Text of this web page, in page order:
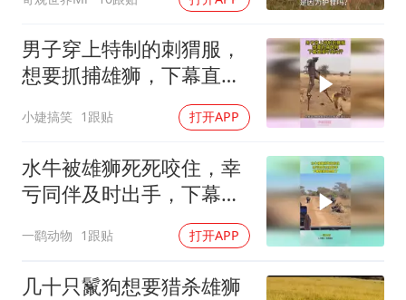
奋进开新局 实干挑大梁
男子穿上特制的刺猬服，
想要抓捕雄狮，下幕直接
小婕搞笑 1跟贴 打开APP
水牛被雄狮死死咬住，幸
亏同伴及时出手，下幕雄
一鹞动物 1跟贴 打开APP
几十只鬣狗想要猎杀雄狮